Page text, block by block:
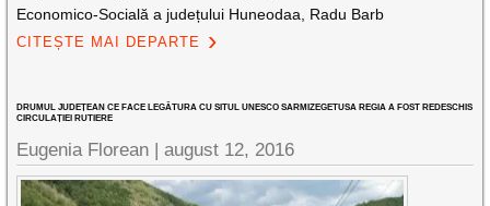
Economico-Socială a județului Huneodaa, Radu Barb
CITEȘTE MAI DEPARTE
DRUMUL JUDEȚEAN CE FACE LEGĂTURA CU SITUL UNESCO SARMIZEGETUSA REGIA A FOST REDESCHIS
CIRCULAȚIEI RUTIERE
Eugenia Florean |august 12, 2016